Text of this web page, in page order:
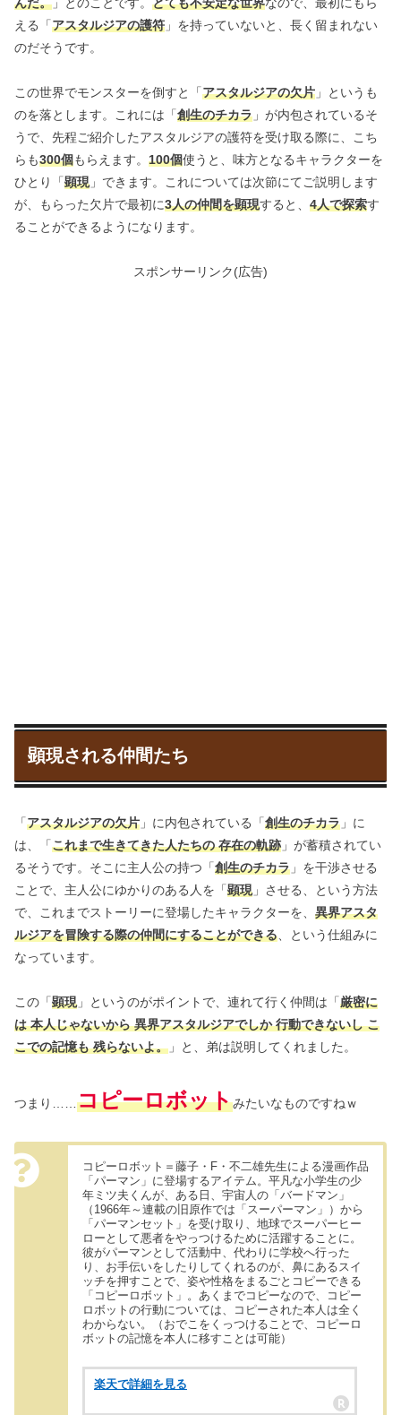
える「アスタルジアの護符 」を持っていないと、長く留まれない
のだそうです。
この世界でモンスターを倒すと「アスタルジアの欠片 」というも
のを落とします。これには「創生のチカラ 」が内包されているそ
うで、先程ご紹介したアスタルジアの護符を受け取る際に、こち
らも300個もらえます。 100個使うと、味方となるキャラクターを
ひとり「顕現」できます。これについては次節にてご説明します
が、もらった欠片で最初に3人の仲間を顕現すると、 4人で探索す
ることができるようになります。
スポンサーリンク(広告)
顕現される仲間たち
「アスタルジアの欠片 」に内包されている「創生のチカラ 」に
は、「これまで生きてきた人たちの 存在の軌跡 」が蓄積されてい
るそうです。そこに主人公の持つ「創生のチカラ 」を干渉させる
ことで、主人公にゆかりのある人を「顕現」させる、という方法
で、これまでストーリーに登場したキャラクターを、 異界アスタ
ルジアを冒険する際の仲間にすることができる 、という仕組みに
なっています。
この「顕現」というのがポイントで、連れて行く仲間は「厳密に
は 本人じゃないから 異界アスタルジアでしか 行動できないし こ
こでの記憶も 残らないよ。 」と、弟は説明してくれました。
つまり…… コピーロボットみたいなものですねｗ
コピーロボット＝藤子・F・不二雄先生による漫画作品
「パーマン」に登場するアイテム。平凡な小学生の少
年ミツ夫くんが、ある日、宇宙人の「バードマン」
（1966年～連載の旧原作では「スーパーマン」）から
「パーマンセット」を受け取り、地球でスーパーヒー
ローとして悪者をやっつけるために活躍することに。
彼がパーマンとして活動中、代わりに学校へ行った
り、お手伝いをしたりしてくれるのが、鼻にあるスイ
ッチを押すことで、姿や性格をまるごとコピーできる
「コピーロボット」。あくまでコピーなので、コピー
ロボットの行動については、コピーされた本人は全く
わからない。（おでこをくっつけることで、コピーロ
ボットの記憶を本人に移すことは可能）
楽天で詳細を見る